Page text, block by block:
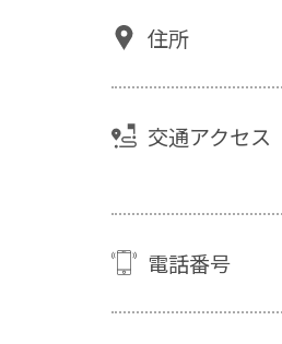
住所
交通アクセス
電話番号